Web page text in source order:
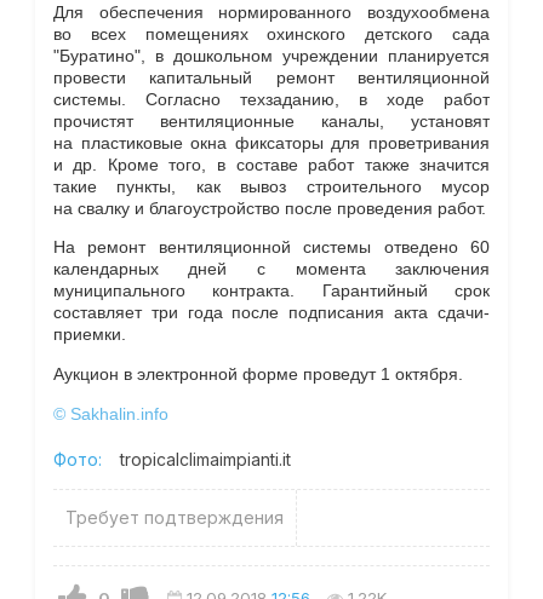
Для обеспечения нормированного воздухообмена
во всех помещениях охинского детского сада
"Буратино", в дошкольном учреждении планируется
провести капитальный ремонт вентиляционной
системы. Согласно техзаданию, в ходе работ
прочистят вентиляционные каналы, установят
на пластиковые окна фиксаторы для проветривания
и др. Кроме того, в составе работ также значится
такие пункты, как вывоз строительного мусор
на свалку и благоустройство после проведения работ.
На ремонт вентиляционной системы отведено 60
календарных дней с момента заключения
муниципального контракта. Гарантийный срок
составляет три года после подписания акта сдачи-
приемки.
Аукцион в электронной форме проведут 1 октября.
© Sakhalin.info
Фото: tropicalclimaimpianti.it
Требует подтверждения